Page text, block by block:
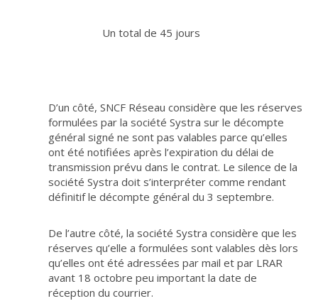
Un total de 45 jours
D’un côté, SNCF Réseau considère que les réserves
formulées par la société Systra sur le décompte
général signé ne sont pas valables parce qu’elles
ont été notifiées après l’expiration du délai de
transmission prévu dans le contrat. Le silence de la
société Systra doit s’interpréter comme rendant
définitif le décompte général du 3 septembre.
De l’autre côté, la société Systra considère que les
réserves qu’elle a formulées sont valables dès lors
qu’elles ont été adressées par mail et par LRAR
avant 18 octobre peu important la date de
réception du courrier.